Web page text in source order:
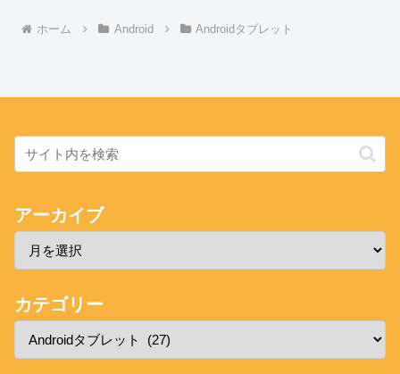
ホーム Android Androidタブレット
アーカイブ
カテゴリー